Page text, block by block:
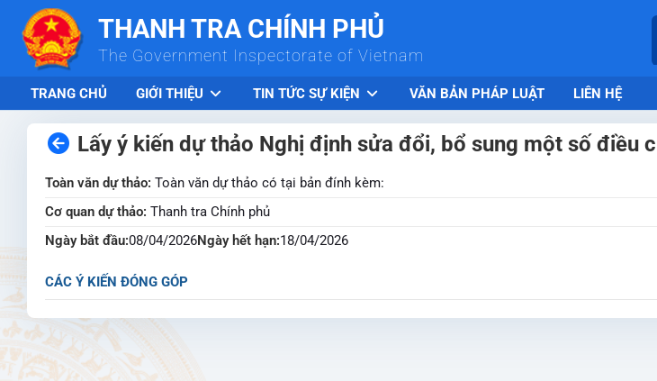
Skip to Main ContentTHANH TRA CHÍNH PHỦ
The Government Inspectorate of Vietnam
TRANG CHỦ GIỚI THIỆU TIN TỨC SỰ KIỆN VĂN BẢN PHÁP LUẬT LIÊN HỆ
Lấy ý kiến dự thảo Nghị định sửa đổi, bổ sung một số điều
Toàn văn dự thảo: Toàn văn dự thảo có tại bản đính kèm:
Cơ quan dự thảo: Thanh tra Chính phủ
Ngày bắt đầu:08/04/2026Ngày hết hạn:18/04/2026
CÁC Ý KIẾN ĐÓNG GÓP